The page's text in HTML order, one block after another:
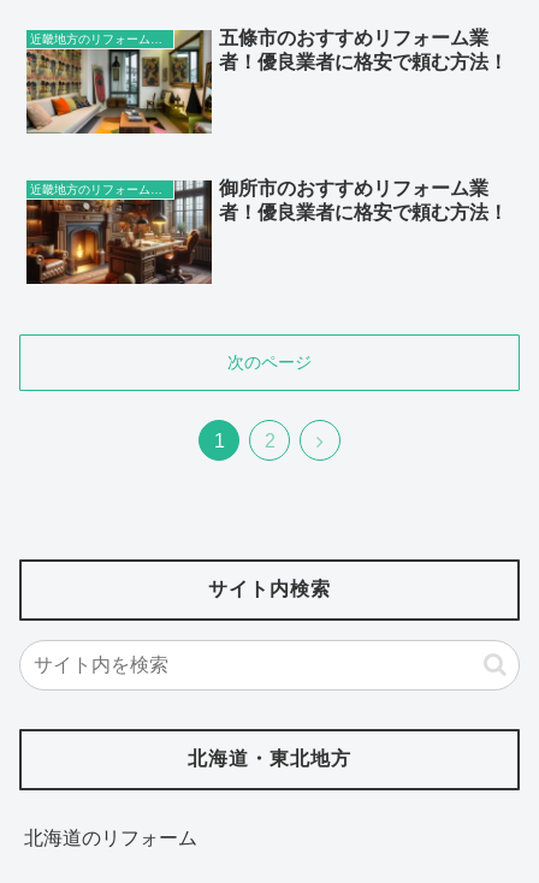
五條市のおすすめリフォーム業
者！優良業者に格安で頼む方法！
御所市のおすすめリフォーム業
者！優良業者に格安で頼む方法！
次のページ
1 2
次
サイト内検索
北海道・東北地方
北海道‎のリフォーム